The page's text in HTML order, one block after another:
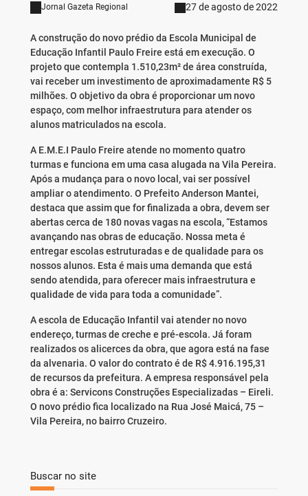
Jornal Gazeta Regional 27 de agosto de 2022
A construção do novo prédio da Escola Municipal de
Educação Infantil Paulo Freire está em execução. O
projeto que contempla 1.510,23m² de área construída,
vai receber um investimento de aproximadamente R$ 5
milhões. O objetivo da obra é proporcionar um novo
espaço, com melhor infraestrutura para atender os
alunos matriculados na escola.
A E.M.E.I Paulo Freire atende no momento quatro
turmas e funciona em uma casa alugada na Vila Pereira.
Após a mudança para o novo local, vai ser possível
ampliar o atendimento. O Prefeito Anderson Mantei,
destaca que assim que for finalizada a obra, devem ser
abertas cerca de 180 novas vagas na escola, “Estamos
avançando nas obras de educação. Nossa meta é
entregar escolas estruturadas e de qualidade para os
nossos alunos. Esta é mais uma demanda que está
sendo atendida, para oferecer mais infraestrutura e
qualidade de vida para toda a comunidade”.
A escola de Educação Infantil vai atender no novo
endereço, turmas de creche e pré-escola. Já foram
realizados os alicerces da obra, que agora está na fase
da alvenaria. O valor do contrato é de R$ 4.916.195,31
de recursos da prefeitura. A empresa responsável pela
obra é a: Servicons Construções Especializadas – Eireli.
O novo prédio fica localizado na Rua José Maicá, 75 –
Vila Pereira, no bairro Cruzeiro.
Buscar no site